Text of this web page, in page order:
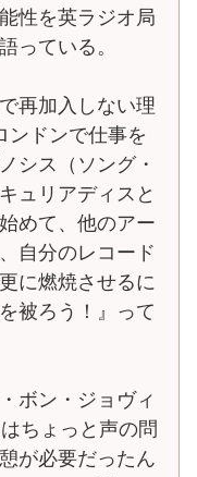
性を英ラジオ局
っている。
再加入しない理
ンドンで仕事を
シス（ソング・
ュリアディスと
めて、他のアー
自分のレコード
に燃焼させるに
被ろう！』って
ボン・ジョヴィ
ちょっと声の問
が必要だったん